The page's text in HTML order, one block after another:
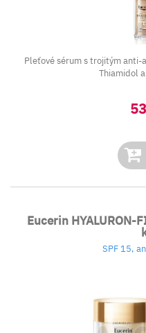
Pleťové sérum s trojitým anti-
Thiamidol
Eucerin HYALURON-
SPF 15,